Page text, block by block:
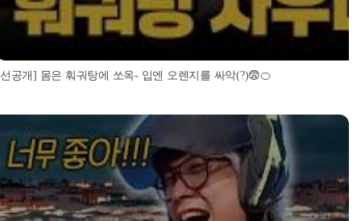
공개] 몸은 훠궈탕에 쏘옥- 입엔 오렌지를 싸악(?)😨🍊